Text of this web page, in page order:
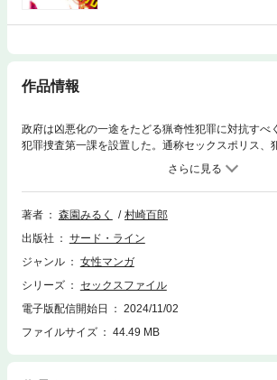
作品情報
政府は凶悪化の一途をたどる猟奇性犯罪に対抗すべ
犯罪捜査第一課を設置した。通称セックスポリス、
するセックスエキスパートの竜宮寺摩耶は相棒の相
著者 森園みるく
村崎百郎
出版社
サード・ライン
ジャンル
女性マンガ
シリーズ
セックスファイル
電子版配信開始日
2024/11/02
ファイルサイズ
44.49 MB